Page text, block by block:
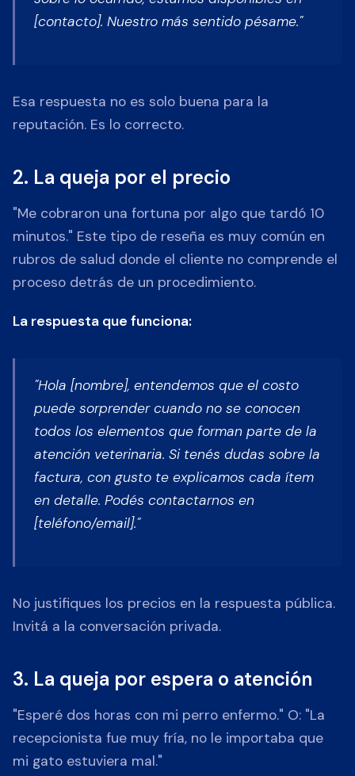
[contacto]. Nuestro más sentido pésame."
Esa respuesta no es solo buena para la
reputación. Es lo correcto.
2. La queja por el precio
"Me cobraron una fortuna por algo que tardó 10
minutos." Este tipo de reseña es muy común en
rubros de salud donde el cliente no comprende el
proceso detrás de un procedimiento.
La respuesta que funciona:
"Hola [nombre], entendemos que el costo
puede sorprender cuando no se conocen
todos los elementos que forman parte de la
atención veterinaria. Si tenés dudas sobre la
factura, con gusto te explicamos cada ítem
en detalle. Podés contactarnos en
[teléfono/email]."
No justifiques los precios en la respuesta pública.
Invitá a la conversación privada.
3. La queja por espera o atención
"Esperé dos horas con mi perro enfermo." O: "La
recepcionista fue muy fría, no le importaba que
mi gato estuviera mal."